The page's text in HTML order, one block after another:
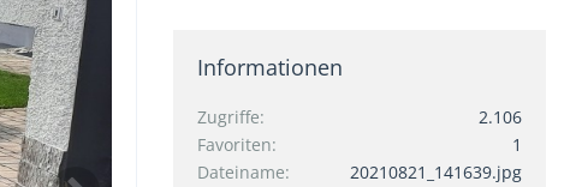
Informationen
Zugriffe
2.106
Favoriten
1
Dateiname
20210821_141639.jpg